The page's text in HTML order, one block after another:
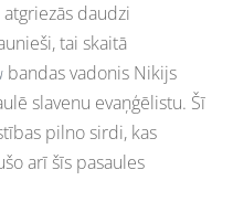
daudzi
tai skaitā
bandas vadonis Nikijs
slavenu evaņģēlistu. Šī
pilno sirdi, kas
arī šīs pasaules